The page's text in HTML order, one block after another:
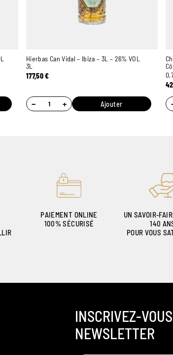
Hierbas Can Vidal – Ibiza – 3L – 26% VOL
3L
177,50€
− + Ajouter
PAIEMENT ONLINE
100% SÉCURISÉ
UN SAVOIR-
140
POUR VOUS
INSCRIVEZ-
NEWSLETTER